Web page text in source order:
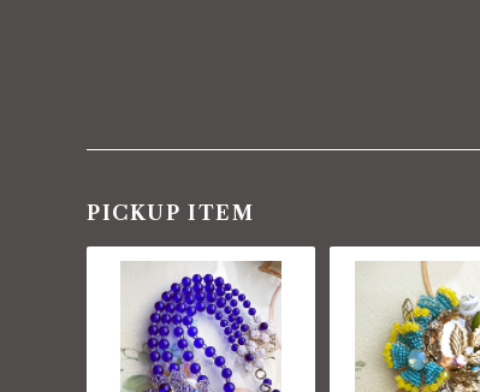
PICKUP ITEM